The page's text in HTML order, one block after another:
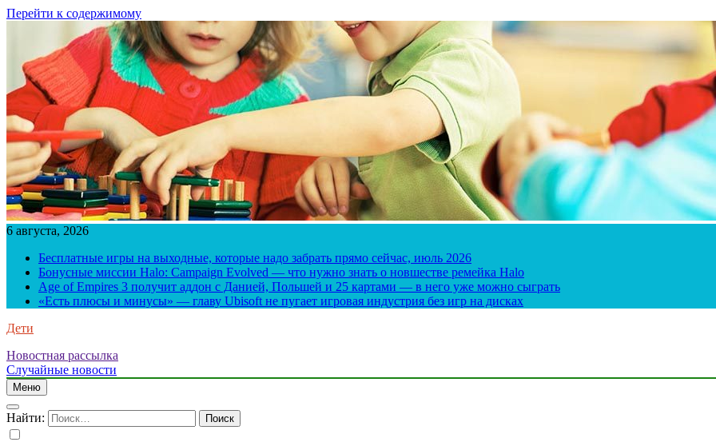
Перейти к содержимому
6 августа, 2026
Бесплатные игры на выходные, которые надо забрать прямо сейчас, июль 2026
Бонусные миссии Halo: Campaign Evolved — что нужно знать о новшестве ремейка Halo
Age of Empires 3 получит аддон с Данией, Польшей и 25 картами — в него уже можно сыграть
«Есть плюсы и минусы» — главу Ubisoft не пугает игровая индустрия без игр на дисках
Дети
Новостная рассылка
Случайные новости
Меню
Найти: